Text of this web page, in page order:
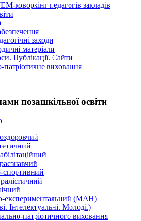
коворкінг педагогів закладів
заходи
матеріали
Публікації. Сайти
патріотичне виховання
позашкільної освіти
спортивний
експериментальний (МАН)
Інтелектуальні. Молоді.)
патріотичного виховання